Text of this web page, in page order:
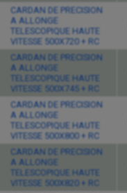
CARDAN DE PRECISION
A ALLONGE
TELESCOPIQUE HAUTE
VITESSE 500X720 + RC
CARDAN DE PRECISION
A ALLONGE
TELESCOPIQUE HAUTE
VITESSE 500X745 + RC
CARDAN DE PRECISION
A ALLONGE
TELESCOPIQUE HAUTE
VITESSE 500X800 + RC
CARDAN DE PRECISION
A ALLONGE
TELESCOPIQUE HAUTE
VITESSE 500X820 + RC